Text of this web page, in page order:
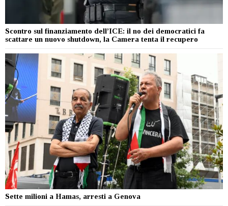
Scontro sul finanziamento dell’ICE: il no dei democratici fa
scattare un nuovo shutdown, la Camera tenta il recupero
Sette milioni a Hamas, arresti a Genova